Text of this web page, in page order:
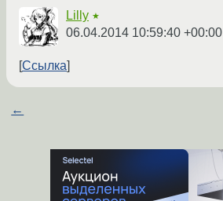
Lilly ★
06.04.2014 10:59:40 +00:00
Ссылка
←